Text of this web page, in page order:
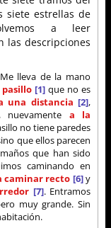
siete estrellas de
a leer
las descripciones
lleva de la mano
[1]que no es
una distancia [2],
nuevamente a la
no tiene paredes
que ellos parecen
que han sido
caminando en
caminar recto [6]y
[7]. Entramos
muy grande. Sin